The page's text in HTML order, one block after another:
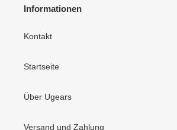
Informationen
Kontakt
Startseite
Über Ugears
Versand und Zahlung